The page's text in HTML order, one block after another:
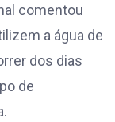
comentou
a água de
dos dias
de